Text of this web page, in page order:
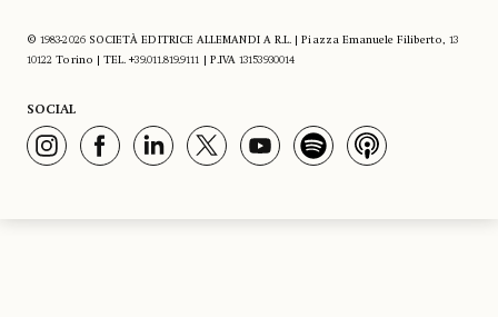
© 1983-2026 SOCIETÀ EDITRICE ALLEMANDI A R.L. | Piazza Emanuele Filiberto, 13
10122 Torino | TEL. +39.011.819.9111 | P.IVA 13153930014
SOCIAL